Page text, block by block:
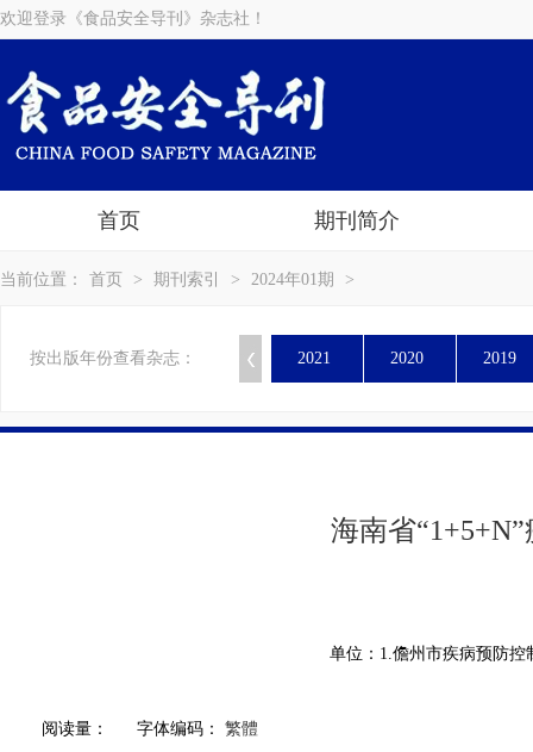
欢迎登录《食品安全导刊》杂志社！
首页 期刊简介
当前位置： 首页 > 期刊索引 > 2024年01期 >
按出版年份查看杂志： 2021 2020 2019
海南省
单位：1.儋州市疾病预防
阅读量： 字体编码： 繁體